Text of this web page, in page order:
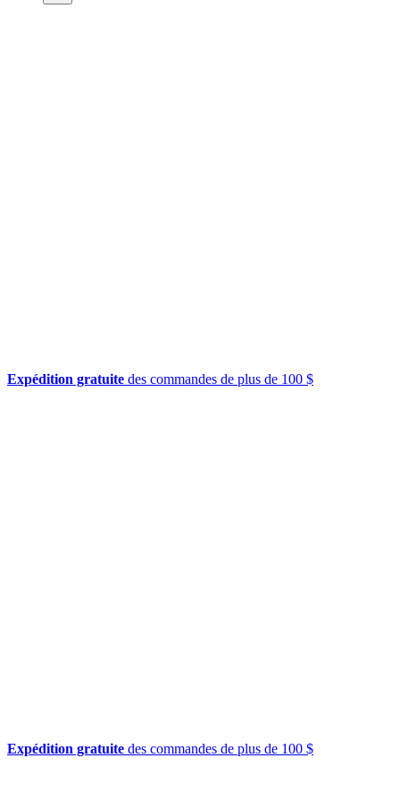
Expédition gratuite des commandes de plus de 100 $
Expédition gratuite des commandes de plus de 100 $